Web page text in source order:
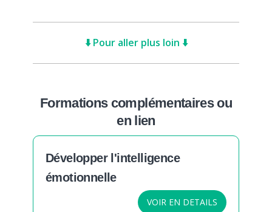
⬇️ Pour aller plus loin ⬇️
Formations complémentaires ou
en lien
Développer l'intelligence
émotionnelle
VOIR EN DETAILS